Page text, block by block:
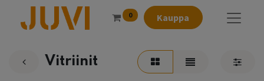
0 Kauppa
Vitriinit